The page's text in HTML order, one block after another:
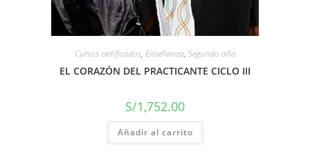
Cursos certificados, Enseñanza, Segundo año
EL CORAZÓN DEL PRACTICANTE CICLO III
S/1,752.00
Añadir al carrito